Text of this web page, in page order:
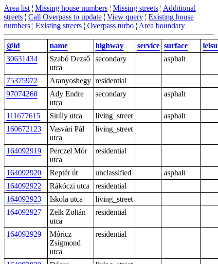
Area list ¦ Missing house numbers ¦ Missing streets ¦ Additional
streets ¦ Call Overpass to update ¦ View query ¦ Existing house
numbers ¦ Existing streets ¦ Overpass turbo ¦ Area boundary
@id name highway service surface
30631434
Szabó Dezső
utca
secondary asphalt
75375972 Aranyoshegy residential
97074260
Ady Endre
utca
secondary asphalt
111677615 Sirály utca living_street
asphalt
160672123
Vasvári Pál
utca
living_street
164092919
Perczel Mór
utca
residential
164092920 Reptér út unclassified
asphalt
164092922
Rákóczi utca
residential
164092923
Iskola utca
living_street
164092927
Zelk Zoltán
utca
residential
164092929
Móricz
Zsigmond
utca
residential